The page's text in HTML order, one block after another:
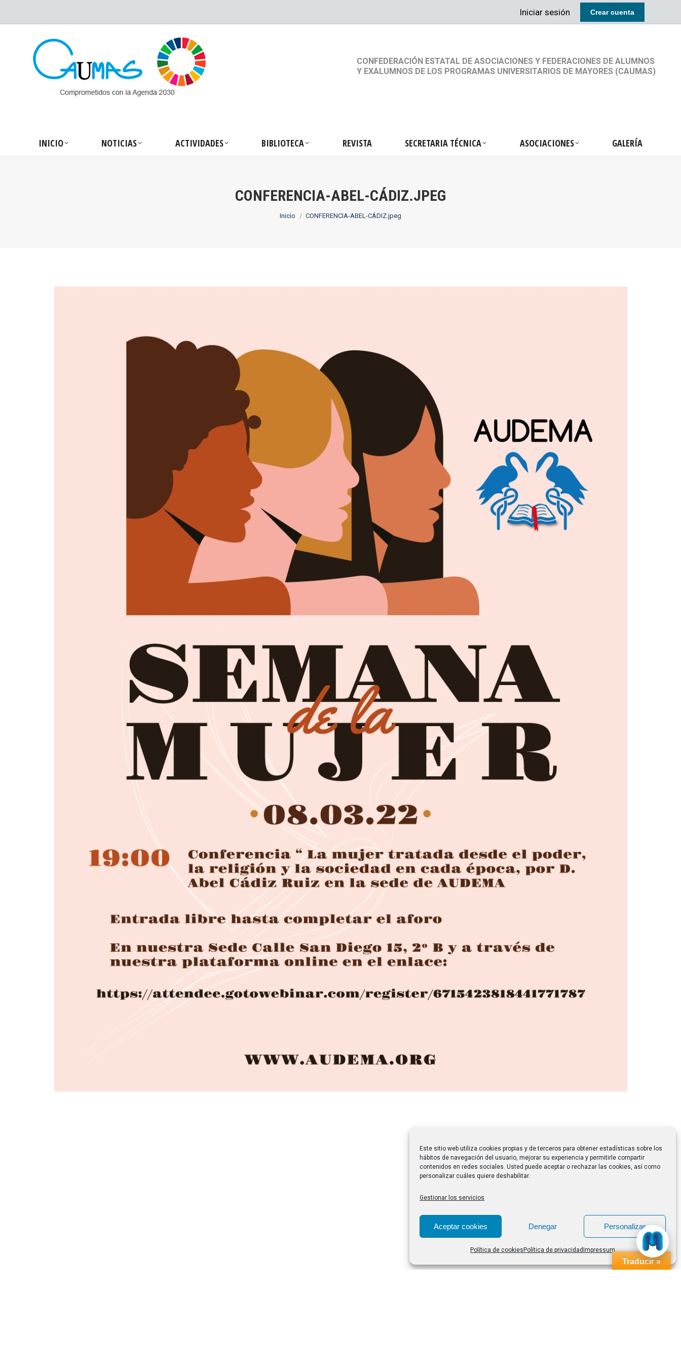
Este sitio web utiliza cookies propias y de terceros para obtener estadísticas sobre los
hábitos de navegación del usuario, mejorar su experiencia y permitirle compartir
contenidos en redes sociales. Usted puede aceptar o rechazar las cookies, así como
personalizar cuáles quiere deshabilitar.
Gestionar los servicios
Aceptar cookies Denegar Personalizar
Política de cookies Política de privacidad Impressum
Iniciar sesión Crear cuenta
CONFEDERACIÓN ESTATAL DE ASOCIACIONES Y FEDERACIONES DE ALUMNOS
Y EXALUMNOS DE LOS PROGRAMAS UNIVERSITARIOS DE MAYORES (CAUMAS)
INICIO NOTICIAS ACTIVIDADES BIBLIOTECA REVISTA SECRETARIA TÉCNICA ASOCIACIONES GALERÍA
CONFERENCIA-ABEL-CÁDIZ.JPEG
Estás aquí:
Inicio CONFERENCIA-ABEL-CÁDIZ.jpeg
Traducir »